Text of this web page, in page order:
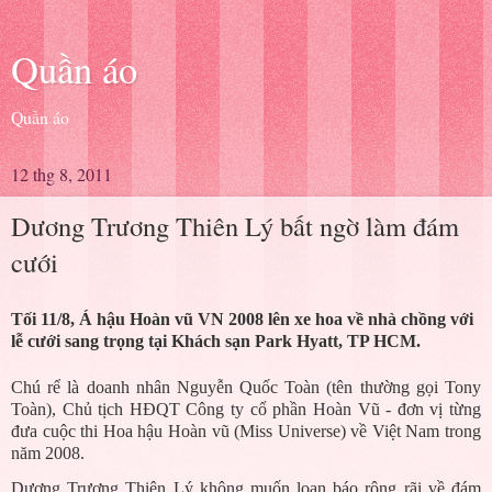
Quần áo
Quần áo
12 thg 8, 2011
Dương Trương Thiên Lý bất ngờ làm đám
cưới
Tối 11/8, Á hậu Hoàn vũ VN 2008 lên xe hoa về nhà chồng với
lễ cưới sang trọng tại Khách sạn Park Hyatt, TP HCM.
Chú rể là doanh nhân Nguyễn Quốc Toàn (tên thường gọi Tony
Toàn), Chủ tịch HĐQT Công ty cổ phần Hoàn Vũ - đơn vị từng
đưa cuộc thi Hoa hậu Hoàn vũ (Miss Universe) về Việt Nam trong
năm 2008.
Dương Trương Thiên Lý không muốn loan báo rộng rãi về đám